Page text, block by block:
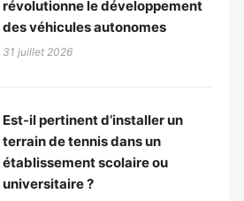
révolutionne le développement
des véhicules autonomes
31 juillet 2026
Est-il pertinent d’installer un
terrain de tennis dans un
établissement scolaire ou
universitaire ?